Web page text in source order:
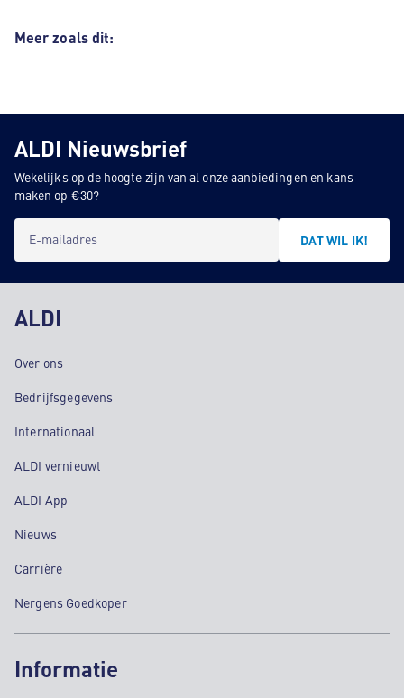
Meer zoals dit:
ALDI Nieuwsbrief
Wekelijks op de hoogte zijn van al onze aanbiedingen en kans
maken op €30?
E-mailadres DAT WIL IK!
ALDI
Over ons
Bedrijfsgegevens
Internationaal
ALDI vernieuwt
ALDI App
Nieuws
Carrière
Nergens Goedkoper
Informatie